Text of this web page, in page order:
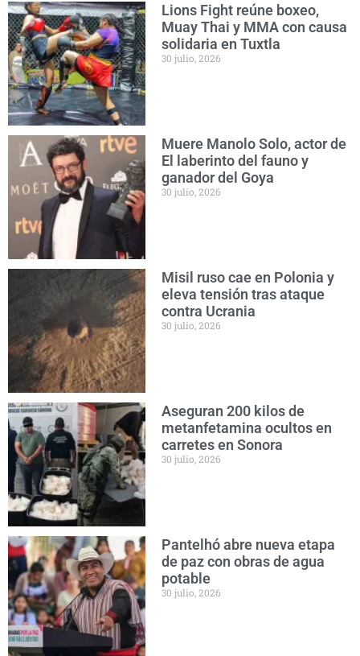
Lions Fight reúne boxeo,
Muay Thai y MMA con causa
solidaria en Tuxtla
30 julio, 2026
Muere Manolo Solo, actor de
El laberinto del fauno y
ganador del Goya
30 julio, 2026
Misil ruso cae en Polonia y
eleva tensión tras ataque
contra Ucrania
30 julio, 2026
Aseguran 200 kilos de
metanfetamina ocultos en
carretes en Sonora
30 julio, 2026
Pantelhó abre nueva etapa
de paz con obras de agua
potable
30 julio, 2026